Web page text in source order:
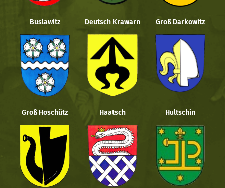
Buslawitz Deutsch Krawarn Groß Darkowitz
Groß Hoschütz Haatsch Hultschin